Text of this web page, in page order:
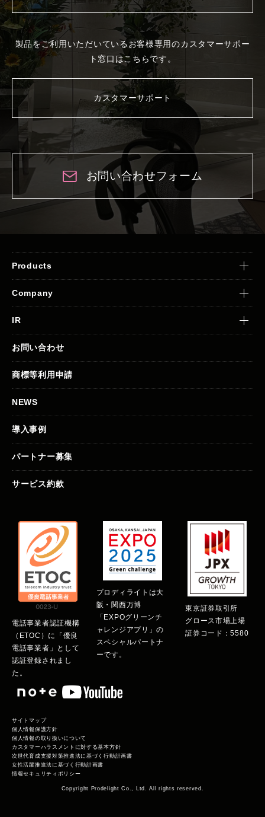
製品をご利用いただいているお客様専用のカスタマーサポー
ト窓口はこちらです。
カスタマーサポート
お問い合わせフォーム
Products
Company
IR
お問い合わせ
商標等利用申請
NEWS
導入事例
パートナー募集
サービス約款
電話事業者認証機構
（ETOC）に「優良
電話事業者」として
認証登録されまし
た。
プロディライトは大
阪・関西万博
「EXPOグリーンチ
ャレンジアプリ」の
スペシャルパートナ
ーです。
東京証券取引所
グロース市場上場
証券コード：5580
サイトマップ
個人情報保護方針
個人情報の取り扱いについて
カスタマーハラスメントに対する基本方針
次世代育成支援対策推進法に基づく行動計画書
女性活躍推進法に基づく行動計画書
情報セキュリティポリシー
Copyright Prodelight Co., Ltd. All rights reserved.